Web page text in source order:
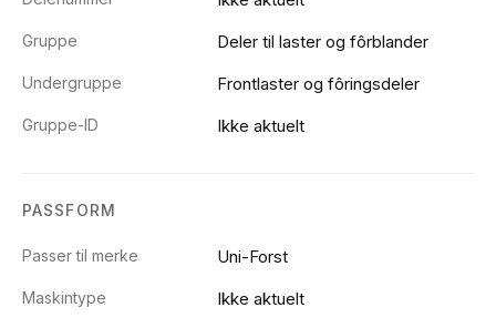
Gruppe Deler til laster og fôrblander
Undergruppe Frontlaster og fôringsdeler
Gruppe-ID Ikke aktuelt
PASSFORM
Passer til merke Uni-Forst
Maskintype Ikke aktuelt